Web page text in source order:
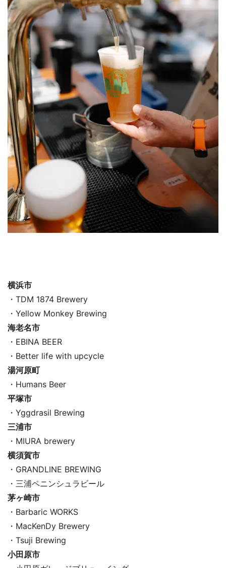
横浜市
・TDM 1874 Brewery
・Yellow Monkey Brewing
海老名市
・EBINA BEER
・Better life with upcycle
湯河原町
・Humans Beer
平塚市
・Yggdrasil Brewing
三浦市
・MIURA brewery
横須賀市
・GRANDLINE BREWING
・三浦ペニンシュラビール
茅ヶ崎市
・Barbaric WORKS
・MacKenDy Brewery
・Tsuji Brewing
小田原市